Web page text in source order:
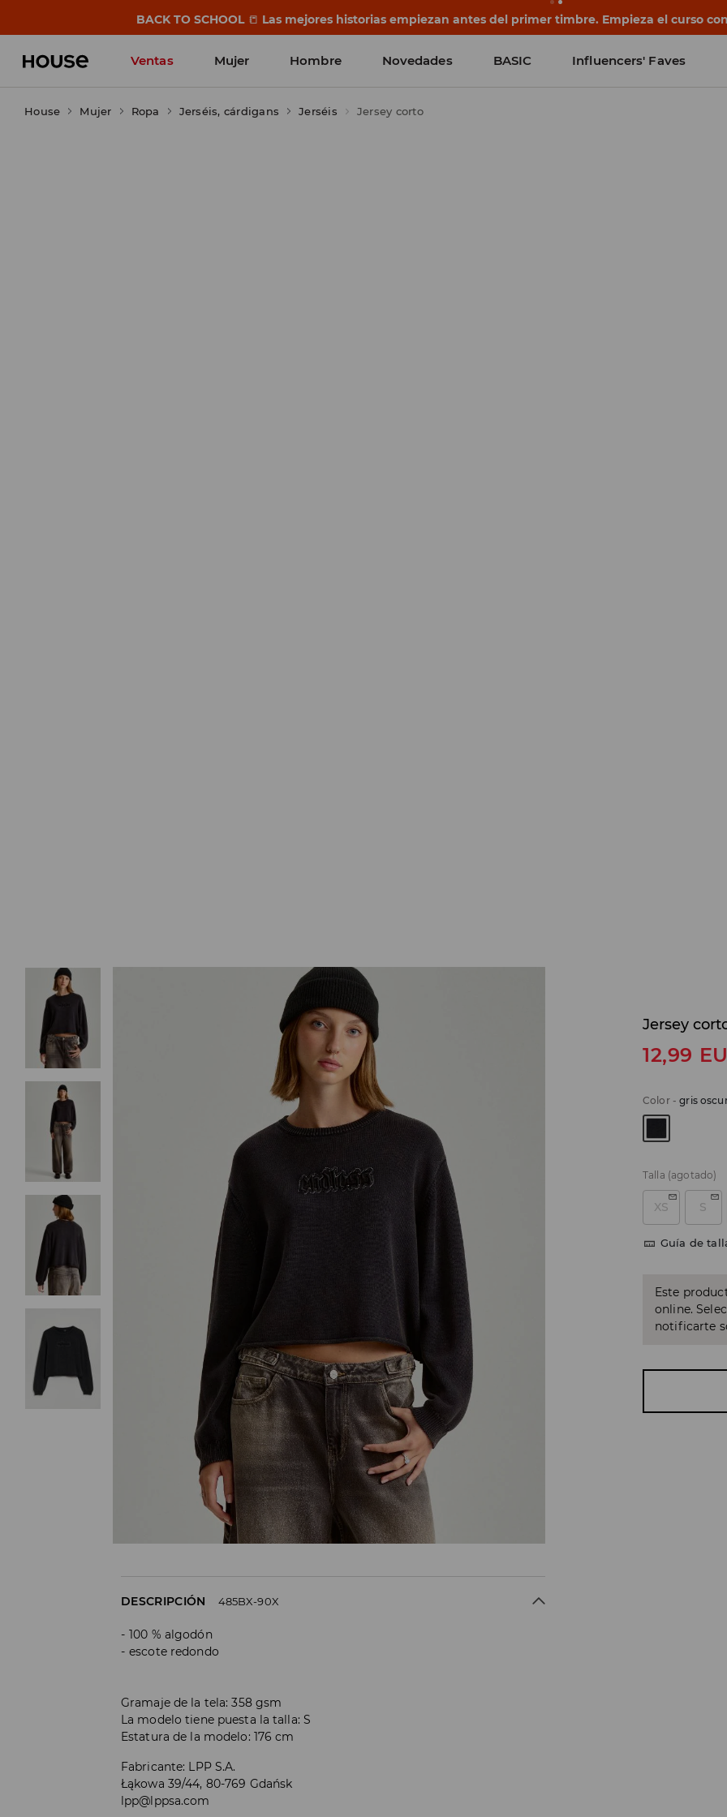
BACK TO SCHOOL 📒 Las mejores historias empiezan antes del primer timbre. Empieza el curso
Ventas Mujer Hombre Novedades BASIC Influencers' Faves
House Mujer Ropa Jerséis, cárdigans Jerséis Jersey corto
Jersey
12,99
Color-gris
Talla (agotado)
XS S
Guía de
Este
online.
notificarte
DESCRIPCIÓN 485BX-90X
100 % algodón
escote redondo
Gramaje de la tela: 358 gsm
La modelo tiene puesta la talla: S
Estatura de la modelo: 176 cm
Fabricante: LPP S.A.
Łąkowa 39/44, 80-769 Gdańsk
lpp@lppsa.com